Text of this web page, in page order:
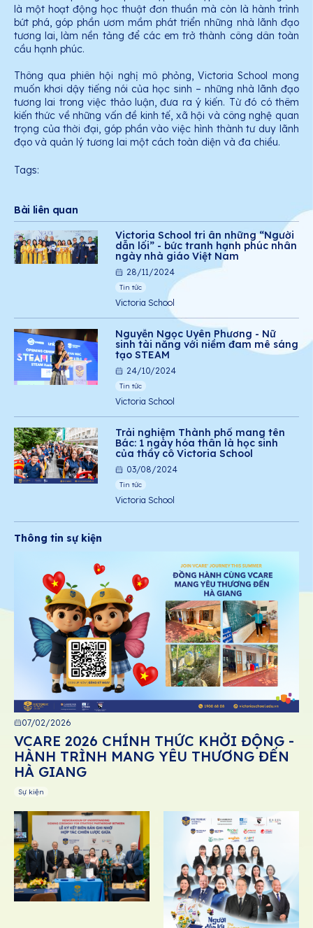
là một hoạt động học thuật đơn thuần mà còn là hành trình
bứt phá, góp phần ươm mầm phát triển những nhà lãnh đạo
tương lai, làm nền tảng để các em trở thành công dân toàn
cầu hạnh phúc.
Thông qua phiên hội nghị mô phỏng, Victoria School mong
muốn khơi dậy tiếng nói của học sinh – những nhà lãnh đạo
tương lai trong việc thảo luận, đưa ra ý kiến. Từ đó có thêm
kiến thức về những vấn đề kinh tế, xã hội và công nghệ quan
trọng của thời đại, góp phần vào việc hình thành tư duy lãnh
đạo và quản lý tương lai một cách toàn diện và đa chiều.
Tags:
Bài liên quan
Victoria School tri ân những “Người
dẫn lối” - bức tranh hạnh phúc nhân
ngày nhà giáo Việt Nam
28/11/2024
Tin tức
Victoria School
Nguyễn Ngọc Uyên Phương - Nữ
sinh tài năng với niềm đam mê sáng
tạo STEAM
24/10/2024
Tin tức
Victoria School
Trải nghiệm Thành phố mang tên
Bác: 1 ngày hóa thân là học sinh
của thầy cô Victoria School
03/08/2024
Tin tức
Victoria School
Thông tin sự kiện
07/02/2026
VCARE 2026 CHÍNH THỨC KHỞI ĐỘNG -
HÀNH TRÌNH MANG YÊU THƯƠNG ĐẾN
HÀ GIANG
Sự kiện